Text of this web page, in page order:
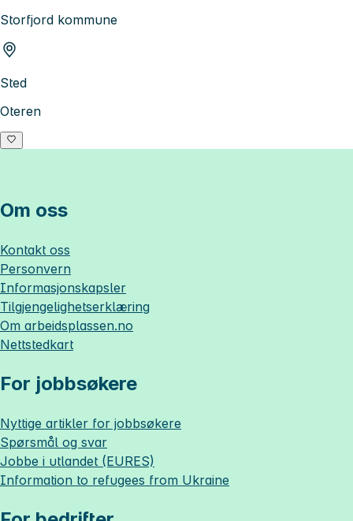
Storfjord kommune
Sted
Oteren
Om oss
Kontakt oss
Personvern
Informasjonskapsler
Tilgjengelighetserklæring
Om arbeidsplassen.no
Nettstedkart
For jobbsøkere
Nyttige artikler for jobbsøkere
Spørsmål og svar
Jobbe i utlandet (EURES)
Information to refugees from Ukraine